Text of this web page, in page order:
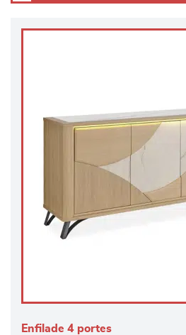
Enfilade 4 portes